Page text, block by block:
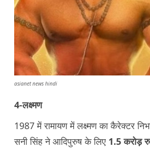
asianet news hindi
4-लक्ष्मण
1987 में रामायण में लक्ष्मण का कैरेक्टर
सनी सिंह ने आदिपुरुष के लिए 1.5 करोड़